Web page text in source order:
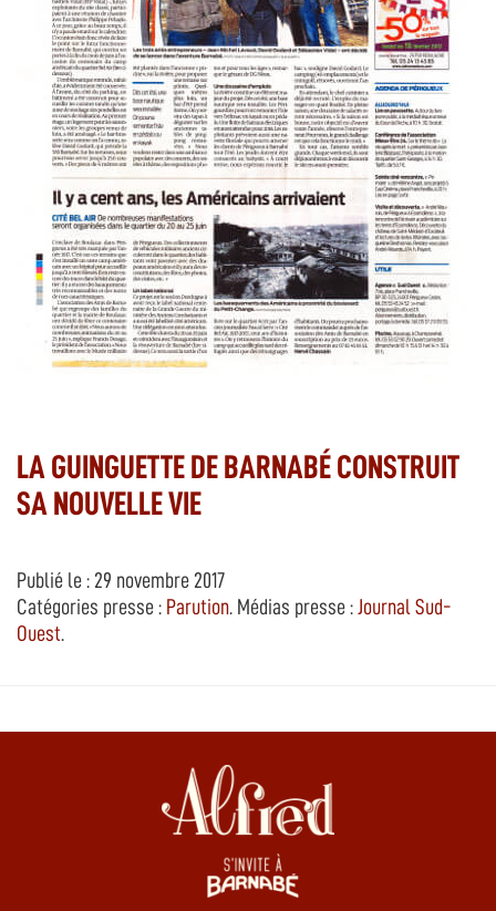
LA GUINGUETTE DE BARNABÉ CONSTRUIT
SA NOUVELLE VIE
Publié le : 29 novembre 2017
Catégories presse : Parution . Médias presse : Journal Sud-
Ouest